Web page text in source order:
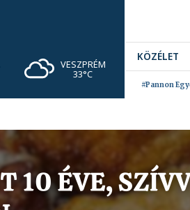
VESZPRÉM
33°C
KÖZÉLET
#Pannon